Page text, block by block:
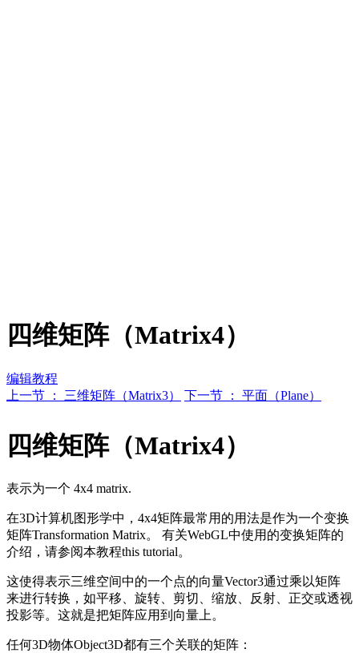
四维矩阵（Matrix4）
编辑教程
上一节 ： 三维矩阵（Matrix3）
下一节 ： 平面（Plane）
四维矩阵（Matrix4）
表示为一个 4x4 matrix.
在3D计算机图形学中，4x4矩阵最常用的用法是作为一个变换
矩阵Transformation Matrix。 有关WebGL中使用的变换矩阵的
介绍，请参阅本教程this tutorial。
这使得表示三维空间中的一个点的向量Vector3通过乘以矩阵
来进行转换，如平移、旋转、剪切、缩放、反射、正交或透视
投影等。这就是把矩阵应用到向量上。
任何3D物体Object3D都有三个关联的矩阵：